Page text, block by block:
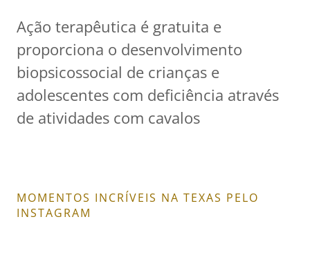
Ação terapêutica é gratuita e
proporciona o desenvolvimento
biopsicossocial de crianças e
adolescentes com deficiência através
de atividades com cavalos
MOMENTOS INCRÍVEIS NA TEXAS PELO
INSTAGRAM